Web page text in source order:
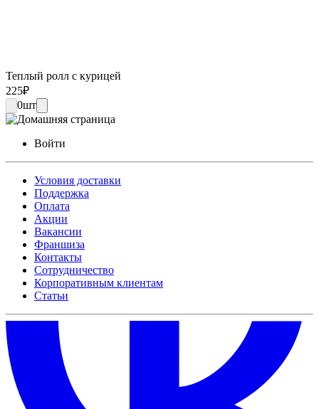
Теплый ролл с курицей
225₽
0шт
Войти
Условия доставки
Поддержка
Оплата
Акции
Вакансии
Франшиза
Контакты
Сотрудничество
Корпоративным клиентам
Статьи